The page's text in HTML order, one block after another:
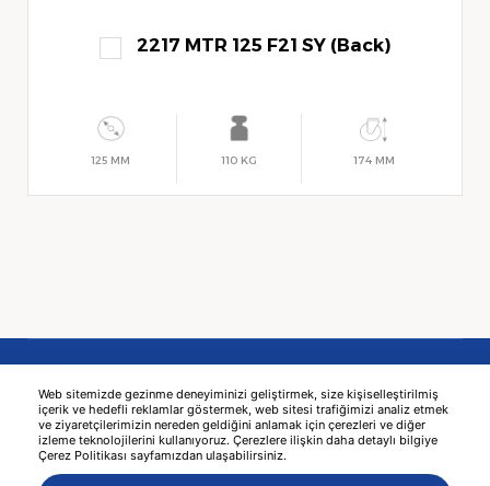
Web sitemizde gezinme deneyiminizi geliştirmek, size kişiselleştirilmiş
içerik ve hedefli reklamlar göstermek, web sitesi trafiğimizi analiz etmek
ve ziyaretçilerimizin nereden geldiğini anlamak için çerezleri ve diğer
izleme teknolojilerini kullanıyoruz. Çerezlere ilişkin daha detaylı bilgiye
Çerez Politikası sayfamızdan ulaşabilirsiniz.
2217 MTR 125 F21 SY (Back)
125 MM 110 KG 174 MM
© 2026 KAMA -WebДизайн MediaClick